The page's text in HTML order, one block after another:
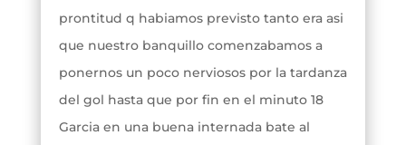
prontitud q habiamos previsto tanto era asi
que nuestro banquillo comenzabamos a
ponernos un poco nerviosos por la tardanza
del gol hasta que por fin en el minuto 18
Garcia en una buena internada bate al